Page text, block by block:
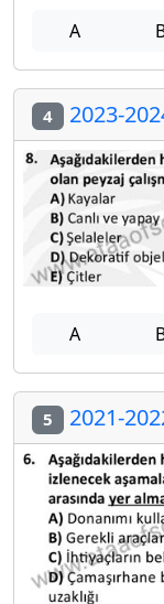
A
4 2023-
A
5 2021-